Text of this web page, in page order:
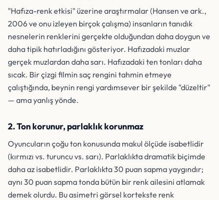
"Hafıza-renk etkisi" üzerine araştırmalar (Hansen ve ark.,
2006 ve onu izleyen birçok çalışma) insanların tanıdık
nesnelerin renklerini gerçekte olduğundan daha doygun ve
daha tipik hatırladığını gösteriyor. Hafızadaki muzlar
gerçek muzlardan daha sarı. Hafızadaki ten tonları daha
sıcak. Bir çizgi filmin saç rengini tahmin etmeye
çalıştığında, beynin rengi yardımsever bir şekilde "düzeltir"
— ama yanlış yönde.
2. Ton korunur, parlaklık korunmaz
Oyuncuların çoğu ton konusunda makul ölçüde isabetlidir
(kırmızı vs. turuncu vs. sarı). Parlaklıkta dramatik biçimde
daha az isabetlidir. Parlaklıkta 30 puan sapma yaygındır;
aynı 30 puan sapma tonda bütün bir renk ailesini atlamak
demek olurdu. Bu asimetri görsel kortekste renk